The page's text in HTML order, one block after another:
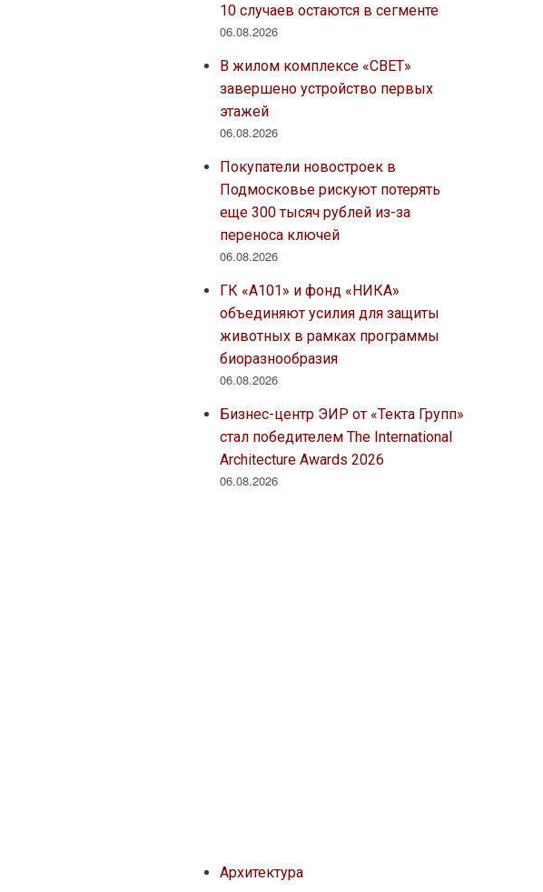
10 случаев остаются в сегменте
06.08.2026
В жилом комплексе «СВЕТ»
завершено устройство первых
этажей
06.08.2026
Покупатели новостроек в
Подмосковье рискуют потерять
еще 300 тысяч рублей из-за
переноса ключей
06.08.2026
ГК «А101» и фонд «НИКА»
объединяют усилия для защиты
животных в рамках программы
биоразнообразия
06.08.2026
Бизнес-центр ЭИР от «Текта Групп»
стал победителем The International
Architecture Awards 2026
06.08.2026
Архитектура